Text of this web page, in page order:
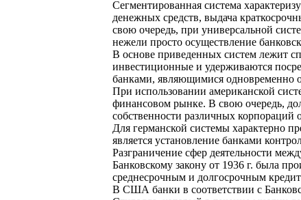
Сегментированная система
денежных средств, выдача
свою очередь, при универсальной
нежели просто осуществление
В основе приведенных систем лежит
инвестиционные и удерживаются
банками, являющимися одновременно
При использовании американской
финансовом рынке. В свою очередь,
собственности различных корпораций
Для германской системы характерно
является установление банками
Разграничение сфер деятельности
Банковскому закону от 1936 г. была
среднесрочным и долгосрочным
В США банки в соответствии с